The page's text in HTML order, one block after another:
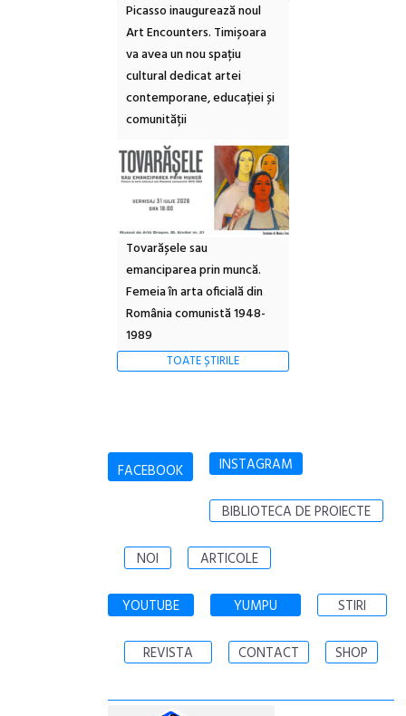
Picasso inaugurează noul
Art Encounters. Timișoara
va avea un nou spațiu
cultural dedicat artei
contemporane, educației și
comunității
Tovarășele sau
emanciparea prin muncă.
Femeia în arta oficială din
România comunistă 1948-
1989
TOATE ȘTIRILE
FACEBOOK INSTAGRAM
BIBLIOTECA DE PROIECTE
NOI ARTICOLE
YOUTUBE YUMPU STIRI
REVISTA CONTACT SHOP